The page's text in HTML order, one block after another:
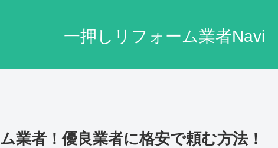
一押しリフォーム業者Navi
業者！優良業者に格安で頼む方法！